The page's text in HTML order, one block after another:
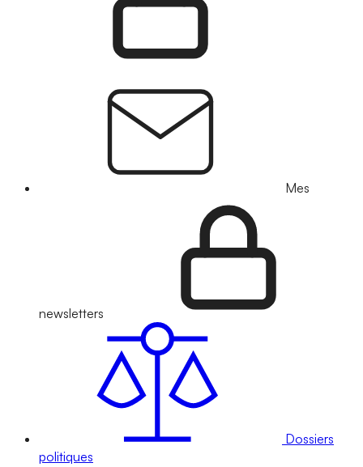
Mes
newsletters
Dossiers
politiques